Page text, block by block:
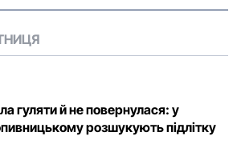
гуляти й не повернулася: у
розшукують підлітку